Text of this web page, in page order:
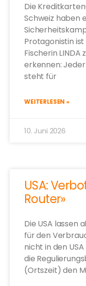
Die
Schweiz haben
Protagonistin ist
Fischerin LINDA
erkennen:
steht für
WEITERLESEN »
10. Juni 2026
USA:
Router»
Die USA lassen
für den
nicht in den
die
(Ortszeit) den